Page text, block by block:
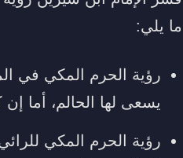
ما يلي:
رؤية الحرم المكي في
يسعى لها الحالم، أما
رؤية الحرم المكي